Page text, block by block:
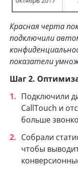
Красная черта
подключили
показатели
Шаг 2.
Подключили
CallTouch и
больше
Собрали
чтобы